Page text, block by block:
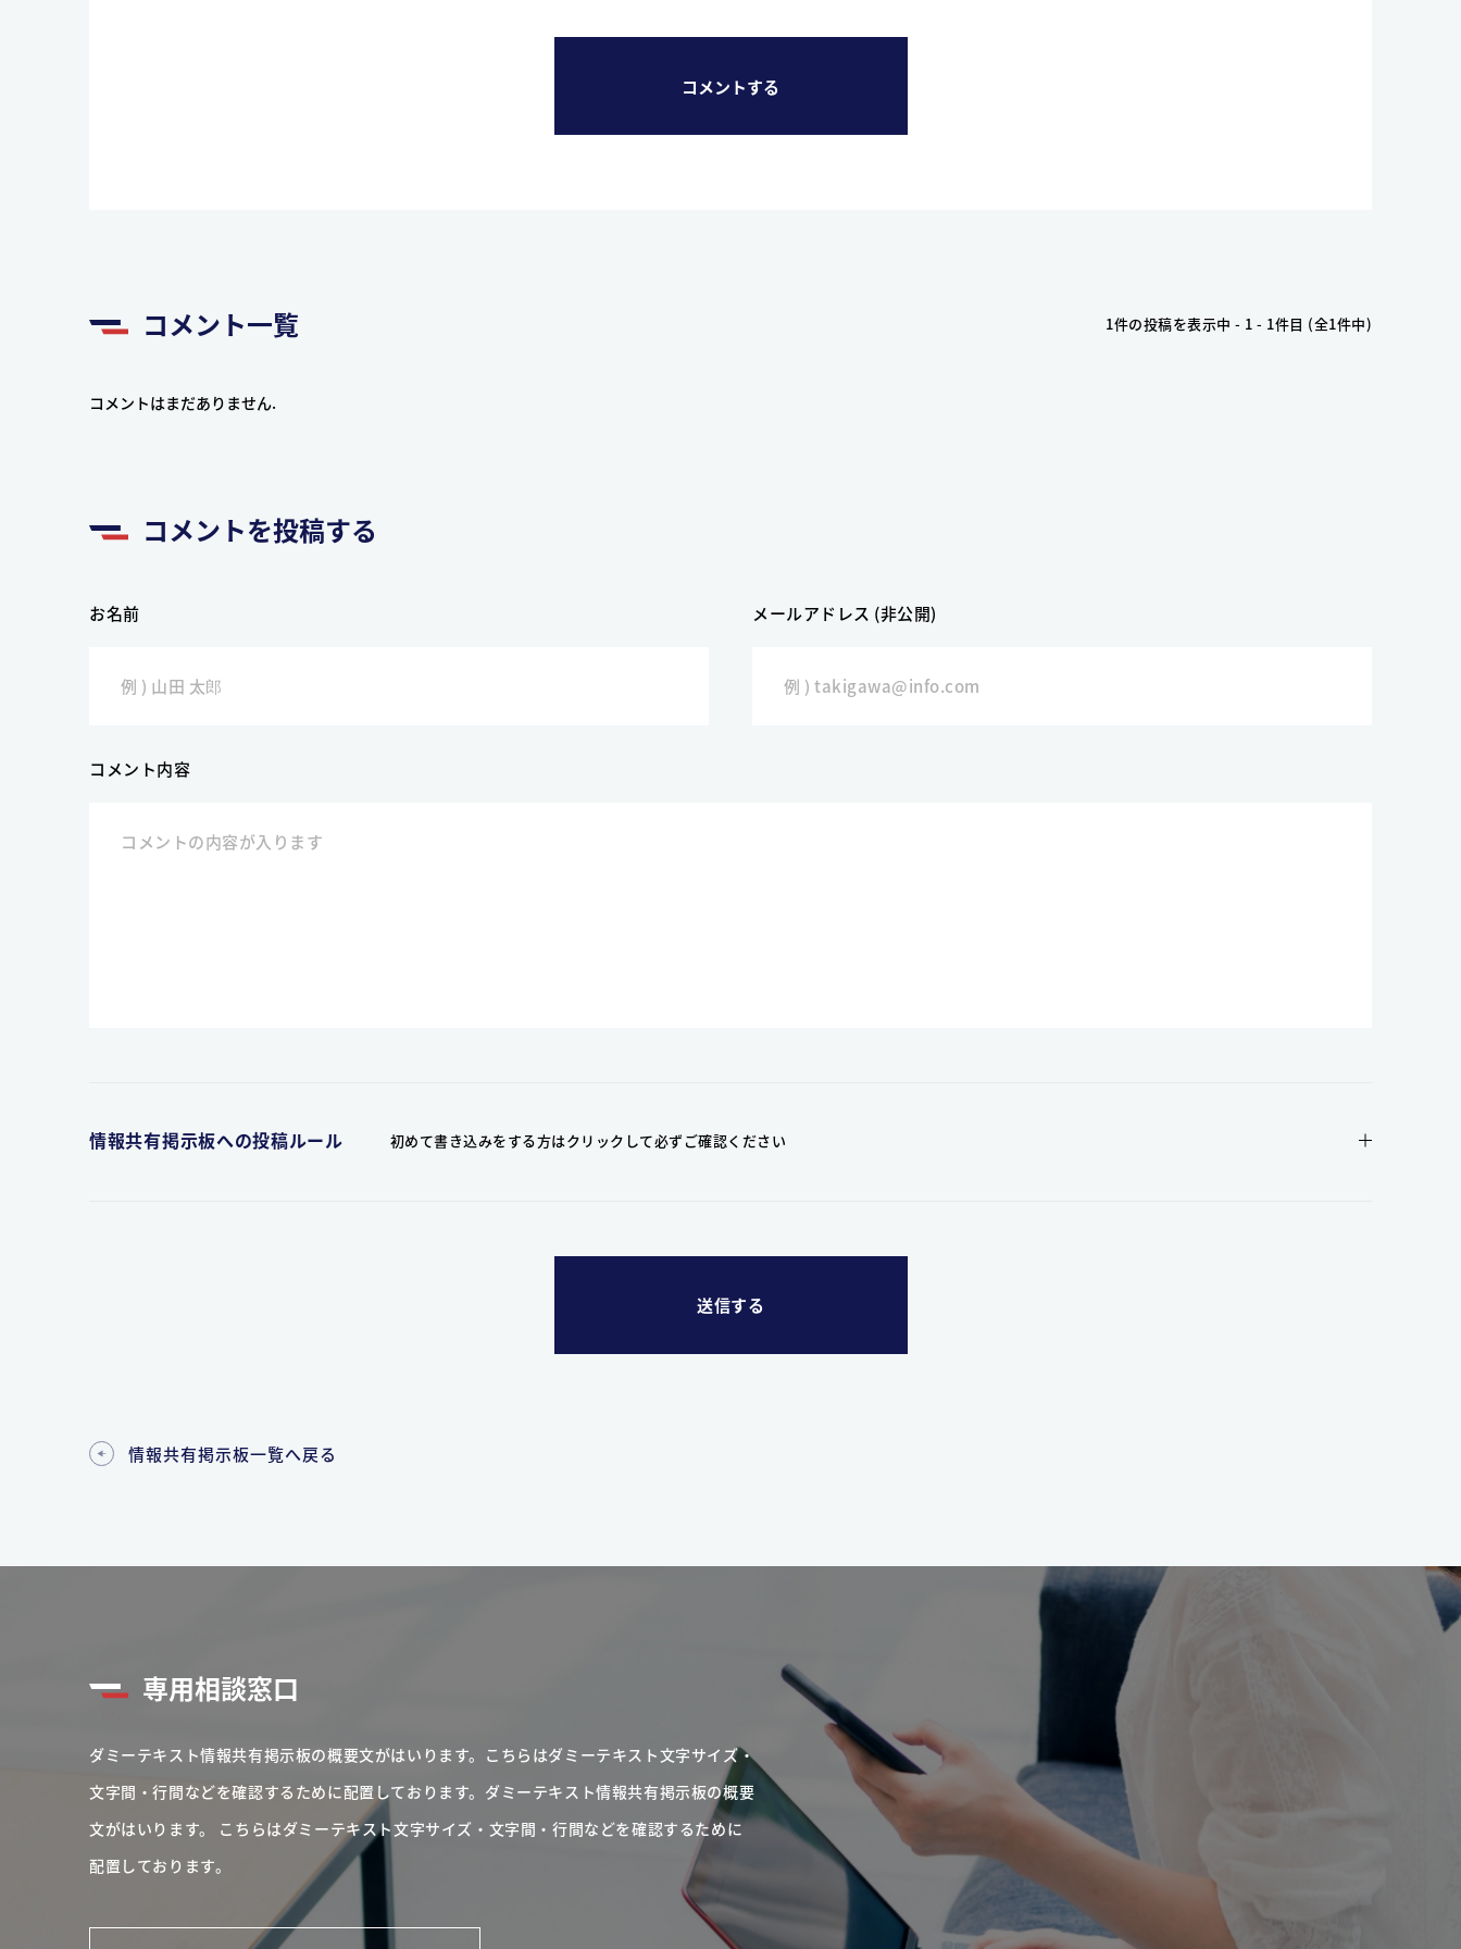
コメントする
コメント一覧 1件の投稿を表示中 - 1 - 1件目 (全1件中)
コメントはまだありません.
コメントを投稿する
お名前 メールアドレス (非公開)
コメント内容
情報共有掲示板への投稿ルール 初めて書き込みをする方はクリックして必ずご確認ください
情報共有掲示板一覧へ戻る
専用相談窓口
ダミーテキスト情報共有掲示板の概要文がはいります。こちらはダミーテキスト文字サイズ・
文字間・行間などを確認するために配置しております。ダミーテキスト情報共有掲示板の概要
文がはいります。 こちらはダミーテキスト文字サイズ・文字間・行間などを確認するために
配置しております。